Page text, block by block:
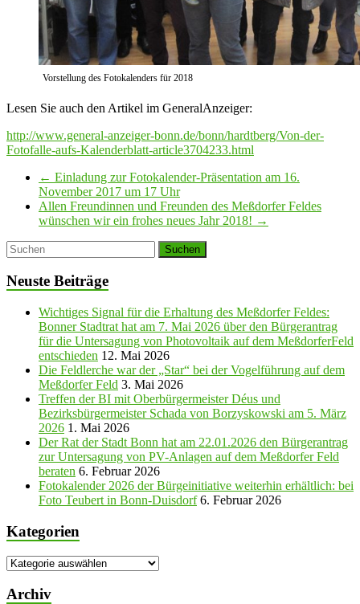
Vorstellung des Fotokalenders für 2018
Lesen Sie auch den Artikel im GeneralAnzeiger:
http://www.general-anzeiger-bonn.de/bonn/hardtberg/Von-der-
Fotofalle-aufs-Kalenderblatt-article3704233.html
← Einladung zur Fotokalender-Präsentation am 16.
November 2017 um 17 Uhr
Allen Freundinnen und Freunden des Meßdorfer Feldes
wünschen wir ein frohes neues Jahr 2018! →
Neuste Beiträge
Wichtiges Signal für die Erhaltung des Meßdorfer Feldes:
Bonner Stadtrat hat am 7. Mai 2026 über den Bürgerantrag
für die Untersagung von Photovoltaik auf dem MeßdorferFeld
entschieden 12. Mai 2026
Die Feldlerche war der „Star“ bei der Vogelführung auf dem
Meßdorfer Feld 3. Mai 2026
Treffen der BI mit Oberbürgermeister Déus und
Bezirksbürgermeister Schada von Borzyskowski am 5. März
2026 1. Mai 2026
Der Rat der Stadt Bonn hat am 22.01.2026 den Bürgerantrag
zur Untersagung von PV-Anlagen auf dem Meßdorfer Feld
beraten 6. Februar 2026
Fotokalender 2026 der Bürgeinitiative weiterhin erhältlich: bei
Foto Teubert in Bonn-Duisdorf 6. Februar 2026
Kategorien
Kategorien
Archiv